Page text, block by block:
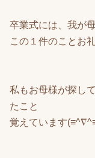
卒業式には、我が
この１件のことお
私もお母様が探し
たこと
覚えています